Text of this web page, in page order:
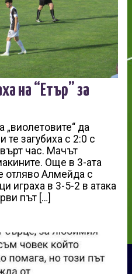
на “Етър” за
„виолетовите“ да
те загубиха с 2:0 с
час. Мачът
Още в 3-ата
отляво Алмейда с
играха в 3-5-2 в атака
път […]